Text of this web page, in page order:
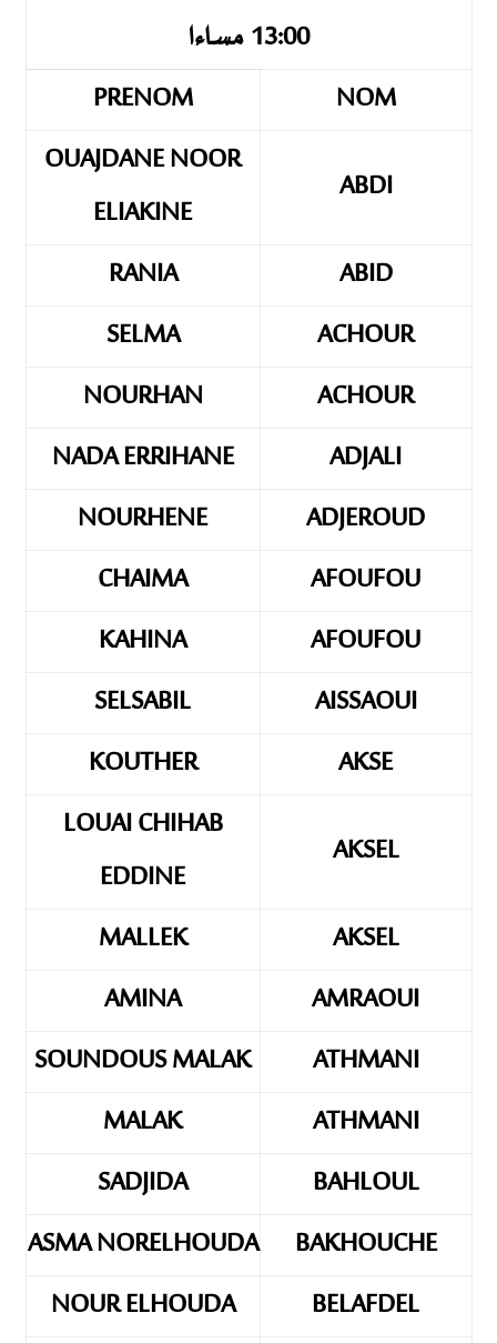
13:00 مساءا
NOM
PRENOM
ABDI
OUAJDANE NOOR
ELIAKINE
ABID
RANIA
ACHOUR
SELMA
ACHOUR
NOURHAN
ADJALI
NADA ERRIHANE
ADJEROUD
NOURHENE
AFOUFOU
CHAIMA
AFOUFOU
KAHINA
AISSAOUI
SELSABIL
AKSE
KOUTHER
AKSEL
LOUAI CHIHAB
EDDINE
AKSEL
MALLEK
AMRAOUI
AMINA
ATHMANI
SOUNDOUS MALAK
ATHMANI
MALAK
BAHLOUL
SADJIDA
BAKHOUCHE
ASMA NORELHOUDA
BELAFDEL
NOUR ELHOUDA